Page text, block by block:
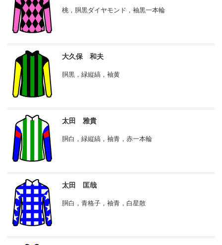
桃，胴黒ダイヤモンド，袖黒一本輪
大久保 和夫
胴黒，緑縦縞，袖黄
太田 雅貴
胴白，緑縦縞，袖青，赤一本輪
太田 匡哉
胴白，青格子，袖青，白星散